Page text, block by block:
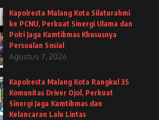
Kapolresta Malang Kota Silaturahmi
ke PCNU, Perkuat Sinergi Ulama dan
Polri Jaga Kamtibmas Khususnya
Persoalan Sosial
Agustus 7, 2026
Kapolresta Malang Kota Rangkul 35
Komunitas Driver Ojol, Perkuat
Sinergi Jaga Kamtibmas dan
Kelancaran Lalu Lintas